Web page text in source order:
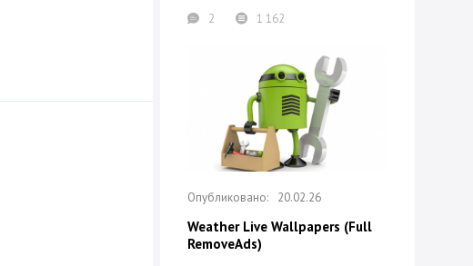
2 1 162
20.02.26
Weather Live Wallpapers (Full
RemoveAds)